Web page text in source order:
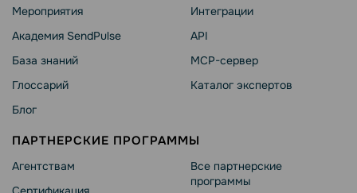
Мероприятия
Академия SendPulse
База знаний
Глоссарий
Блог
Интеграции
API
MCP-сервер
Каталог экспертов
ПАРТНЕРСКИЕ ПРОГРАММЫ
Агентствам
Все партнерские
программы